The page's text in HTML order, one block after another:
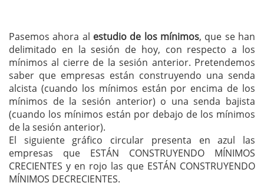
Pasemos ahora al estudio de los mínimos, que se han
delimitado en la sesión de hoy, con respecto a los
mínimos al cierre de la sesión anterior. Pretendemos
saber que empresas están construyendo una senda
alcista (cuando los mínimos están por encima de los
mínimos de la sesión anterior) o una senda bajista
(cuando los mínimos están por debajo de los mínimos
de la sesión anterior).
El siguiente gráfico circular presenta en azul las
empresas que ESTÁN CONSTRUYENDO MÍNIMOS
CRECIENTES y en rojo las que ESTÁN CONSTRUYENDO
MÍNIMOS DECRECIENTES.